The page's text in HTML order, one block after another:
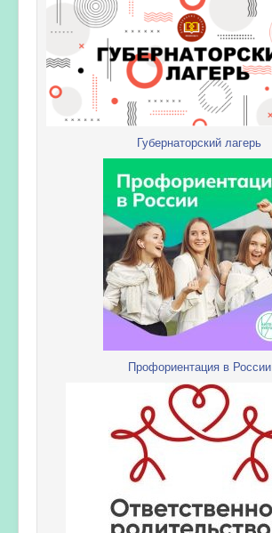
Губернаторский лагерь
Профориентация в России